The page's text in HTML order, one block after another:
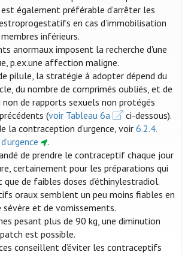
également préférable d’arrêter les
en cas d’immobilisation
inférieurs.
anormaux imposent la recherche d'une
p.ex.une affection maligne.
pilule, la stratégie à adopter dépend du
du nombre de comprimés oubliés, et de
non de rapports sexuels non protégés
(voir Tableau 6a
ci-dessous).
la contraception d’urgence, voir6.2.4.
.
de prendre le contraceptif chaque jour
certainement pour les préparations qui
que de faibles doses d'éthinylestradiol.
oraux semblent un peu moins fiables en
sévère et de vomissements.
pesant plus de 90 kg, une diminution
est possible.
conseillent d’éviter les contraceptifs